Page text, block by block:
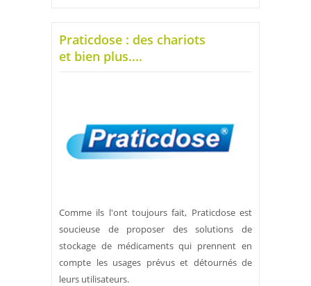
Praticdose : des chariots
et bien plus....
Comme ils l'ont toujours fait, Praticdose est
soucieuse de proposer des solutions de
stockage de médicaments qui prennent en
compte les usages prévus et détournés de
leurs utilisateurs.